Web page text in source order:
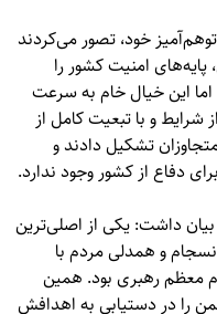
خود، تصور می‌کردند
امنیت کشور را
اما این خیال خام به سرعت
و با تبعیت کامل از
تشکیل دادند و
دفاع از کشور وجود ندارد.
داشت: یکی از اصلی‌ترین
انسجام و همدلی مردم با
معظم رهبری بود. همین
را در دستیابی به اهدافش